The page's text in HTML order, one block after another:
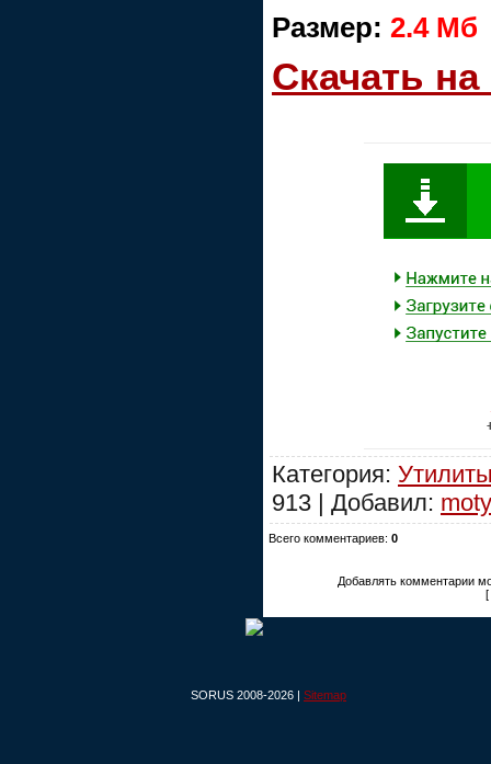
Размер: 2.4 Mб
Скачать
Категория:
913 | Добавил:
Всего комментариев: 0
Добавлять комментарии
[
SORUS 2008-2026 | Sitemap